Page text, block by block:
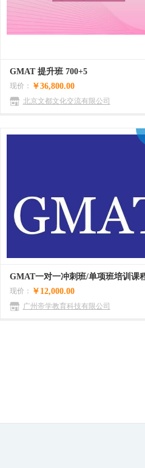
GMAT 提升班 700+5
现价： ￥36,800.00
北京文都文化交流有限公司
现价： ￥12,000.00
广州帝学教育科技有限公司